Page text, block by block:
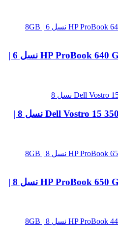
لپ تاپ استوک HP ProBook 640 G2 Core i5 نسل 6 |
لپ تاپ استوک Dell Vostro 15 3500 Core i5 نسل 8 |
لپ تاپ استوک HP ProBook 650 G4 Core i5 نسل 8 |